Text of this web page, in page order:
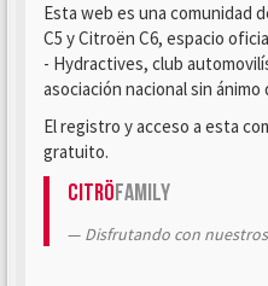
Esta web es una comunidad
C5 y Citroën C6, espacio
- Hydractives, club
asociación nacional sin ánimo
El registro y acceso a esta
gratuito.
CitröFamily
Disfrutando con